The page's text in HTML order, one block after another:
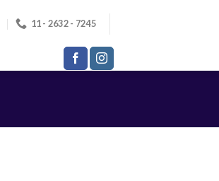
11 - 2632 - 7245